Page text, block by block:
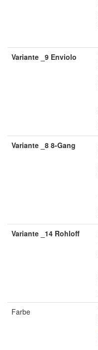
Variante _9 Enviolo
Variante _8 8-Gang
Variante _14 Rohloff
Farbe